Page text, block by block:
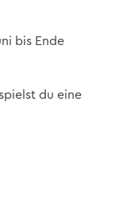
bis Ende
du eine